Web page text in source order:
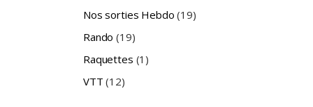
Nos sorties Hebdo (19)
Rando (19)
Raquettes (1)
VTT (12)